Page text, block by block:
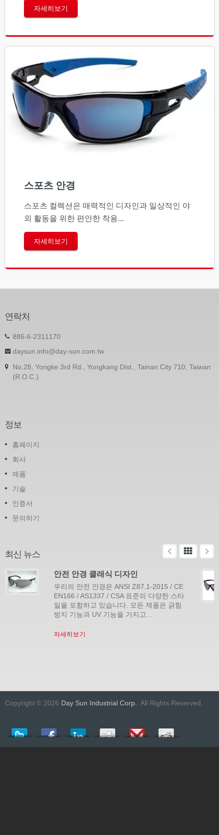
자세히보기
스포츠 안경
스포츠 컬렉션은 매력적인 디자인과 일상적인 야
외 활동을 위한 편안한 착용...
자세히보기
연락처
886-6-2311170
daysun.info@day-sun.com.tw
No.28, Yongke 3rd Rd., Yongkang Dist., Tainan City 710, Taiwan
(R.O.C.)
정보
홈페이지
회사
제품
기술
인증서
문의하기
최신 뉴스
안전 안경 클래식 디자인
우리의 안전 안경은 ANSI Z87.1-2015 / CE
EN166 / AS1337 / CSA 표준의 다양한 스타
일을 포함하고 있습니다. 모든 제품은 긁힘
방지 기능과 UV 기능을 가지고...
자세히보기
Copyright © 2026 Day Sun Industrial Corp.. All Rights Reserved.